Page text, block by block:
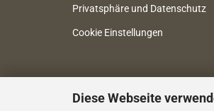
Diese Webseite
Privatsphäre und Datenschutz
Cookie Einstellungen